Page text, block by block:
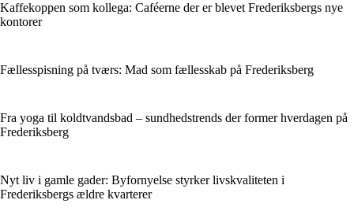
Kaffekoppen som kollega: Caféerne der er blevet Frederiksbergs nye
kontorer
Fællesspisning på tværs: Mad som fællesskab på Frederiksberg
Fra yoga til koldtvandsbad – sundhedstrends der former hverdagen på
Frederiksberg
Nyt liv i gamle gader: Byfornyelse styrker livskvaliteten i
Frederiksbergs ældre kvarterer